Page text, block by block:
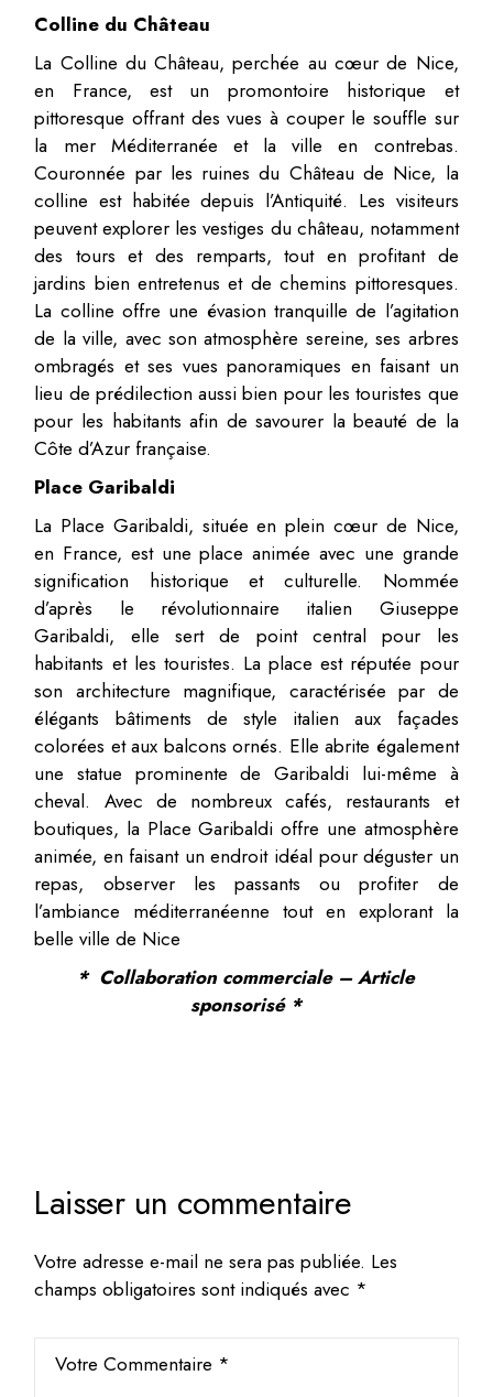
Colline du Château
La Colline du Château, perchée au cœur de Nice,
en France, est un promontoire historique et
pittoresque offrant des vues à couper le souffle sur
la mer Méditerranée et la ville en contrebas.
Couronnée par les ruines du Château de Nice, la
colline est habitée depuis l’Antiquité. Les visiteurs
peuvent explorer les vestiges du château, notamment
des tours et des remparts, tout en profitant de
jardins bien entretenus et de chemins pittoresques.
La colline offre une évasion tranquille de l’agitation
de la ville, avec son atmosphère sereine, ses arbres
ombragés et ses vues panoramiques en faisant un
lieu de prédilection aussi bien pour les touristes que
pour les habitants afin de savourer la beauté de la
Côte d’Azur française.
Place Garibaldi
La Place Garibaldi, située en plein cœur de Nice,
en France, est une place animée avec une grande
signification historique et culturelle. Nommée
d’après le révolutionnaire italien Giuseppe
Garibaldi, elle sert de point central pour les
habitants et les touristes. La place est réputée pour
son architecture magnifique, caractérisée par de
élégants bâtiments de style italien aux façades
colorées et aux balcons ornés. Elle abrite également
une statue prominente de Garibaldi lui-même à
cheval. Avec de nombreux cafés, restaurants et
boutiques, la Place Garibaldi offre une atmosphère
animée, en faisant un endroit idéal pour déguster un
repas, observer les passants ou profiter de
l’ambiance méditerranéenne tout en explorant la
belle ville de Nice
* Collaboration commerciale – Article
sponsorisé *
Laisser un commentaire
Votre adresse e-mail ne sera pas publiée. Les
champs obligatoires sont indiqués avec *